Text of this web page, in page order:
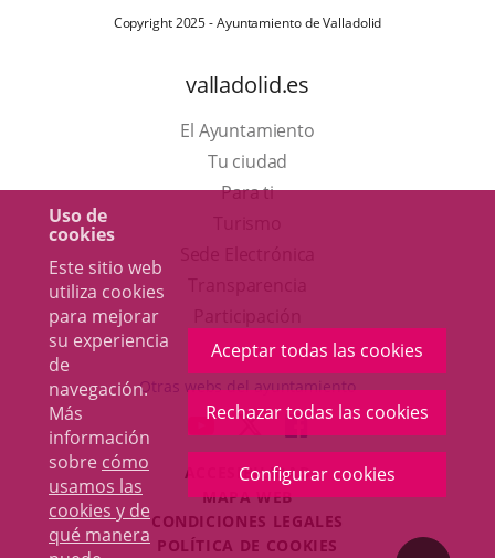
Uso de
cookies
Este sitio web
utiliza cookies
para mejorar
su experiencia
de
navegación.
Más
información
sobre cómo
usamos las
cookies y de
qué manera
Aceptar todas las cookies
Rechazar todas las cookies
Configurar cookies
Copyright 2025 - Ayuntamiento de Valladolid
valladolid.es
El Ayuntamiento
Tu ciudad
Para ti
en
una
ventana
nueva.
aplicación
externa.
Otras webs del ayuntamiento
ENLACE
A
UNA
APLICACIÓN
EXTERNA.
ENLACE
A
UNA
APLICACIÓN
EXTERNA.
ENLACE
A
UNA
EXTERNA.
ACCESIBILIDAD
MAPA WEB
CONDICIONES LEGALES
POLÍTICA DE COOKIES